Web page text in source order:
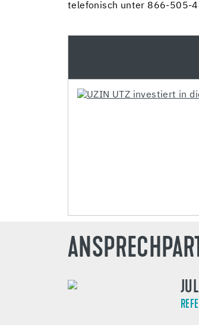
telefonisch unter 866-505-